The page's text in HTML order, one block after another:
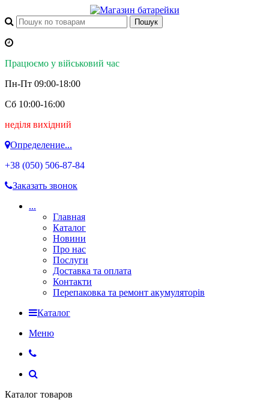
Працюємо у військовий час
Пн-Пт 09:00-18:00
Сб 10:00-16:00
неділя вихідний
Определение...
+38 (050) 506-87-84
Заказать звонок
...
Главная
Каталог
Новини
Про нас
Послуги
Доставка та оплата
Контакти
Перепаковка та ремонт акумуляторів
Каталог
Меню
Каталог товаров